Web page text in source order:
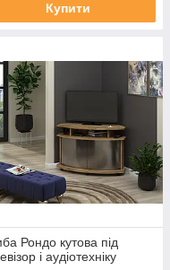
Купити
Рондо кутова під
і аудіотехніку